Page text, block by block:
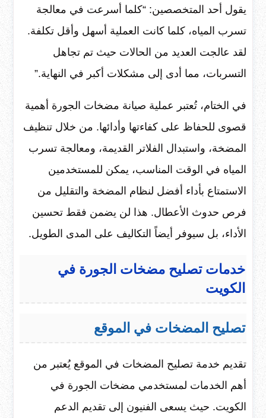
يقول أحد المتخصصين: “كلما أسرعت في معالجة
تسرب المياه، كلما كانت العملية أسهل وأقل تكلفة.
لقد عالجت العديد من الحالات حيث تم تجاهل
التسربات، مما أدى إلى مشكلات أكبر في النهاية.”
في الختام، تُعتبر عملية صيانة مضخات الجورة أهمية
قصوى للحفاظ على كفاءتها وأدائها. من خلال تنظيف
المضخة، واستبدال الفلاتر القديمة، ومعالجة تسرب
المياه في الوقت المناسب، يمكن للمستخدمين
الاستمتاع بأداء أفضل لنظام المضخة والتقليل من
فرص حدوث الأعطال. هذا لن يضمن فقط تحسين
الأداء، بل سيوفر أيضاً التكاليف على المدى الطويل.
خدمات تصليح مضخات الجورة في
الكويت
تصليح المضخات في الموقع
تقديم خدمة تصليح المضخات في الموقع يُعتبر من
أهم الخدمات لمستخدمي مضخات الجورة في
الكويت. حيث يسعى الفنيون إلى تقديم الدعم